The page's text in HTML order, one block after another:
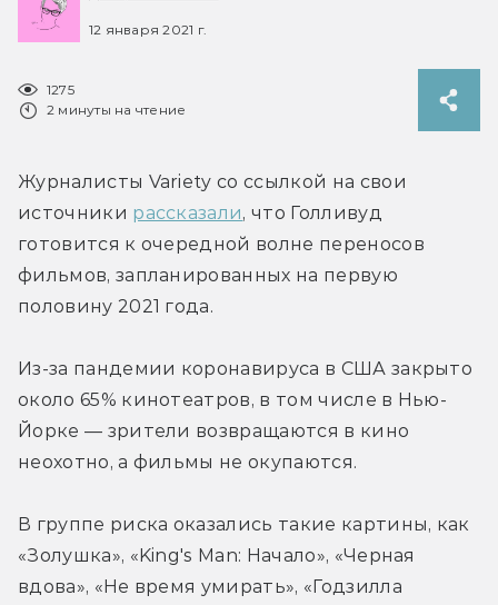
12 января 2021 г.
1275
2 минуты на чтение
Журналисты Variety со ссылкой на свои
источники рассказали, что Голливуд
готовится к очередной волне переносов
фильмов, запланированных на первую
половину 2021 года.
Из-за пандемии коронавируса в США закрыто
около 65% кинотеатров, в том числе в Нью-
Йорке — зрители возвращаются в кино
неохотно, а фильмы не окупаются.
В группе риска оказались такие картины, как
«Золушка», «King's Man: Начало», «Черная
вдова», «Не время умирать», «Годзилла